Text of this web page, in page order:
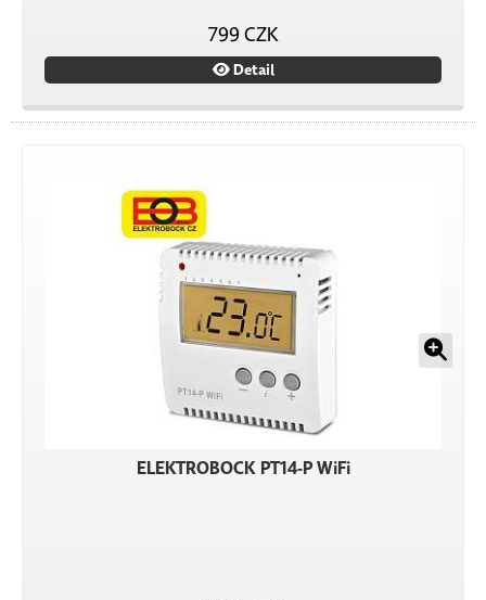
799 CZK
Detail
ELEKTROBOCK PT14-P WiFi